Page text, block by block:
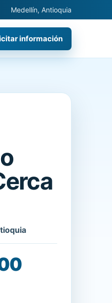
Medellín, Antioquia
información